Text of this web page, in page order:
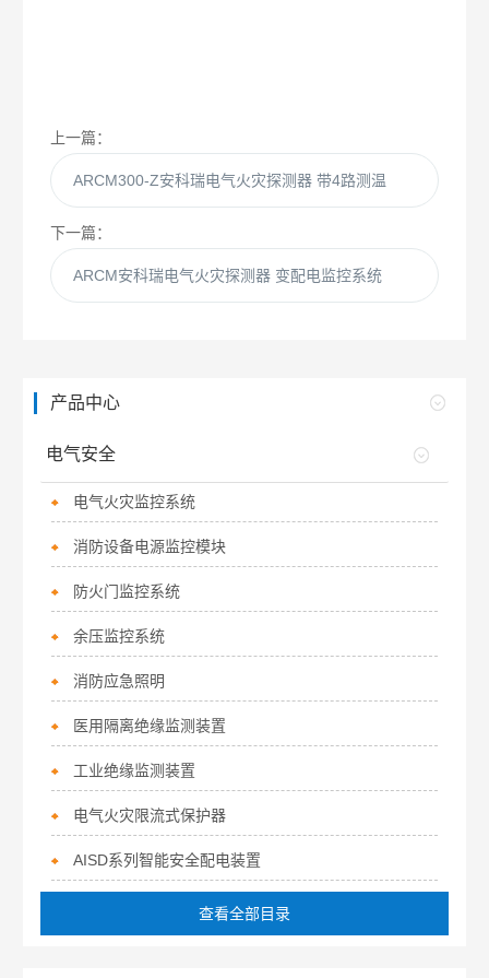
上一篇：
ARCM300-Z安科瑞电气火灾探测器 带4路测温
下一篇：
ARCM安科瑞电气火灾探测器 变配电监控系统
产品中心
电气安全
电气火灾监控系统
消防设备电源监控模块
防火门监控系统
余压监控系统
消防应急照明
医用隔离绝缘监测装置
工业绝缘监测装置
电气火灾限流式保护器
AISD系列智能安全配电装置
查看全部目录